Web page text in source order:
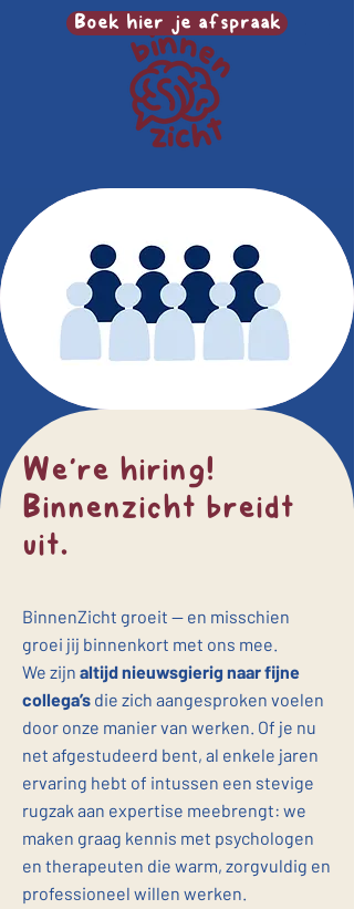
Boek hier je afspraak
We're hiring!
Binnenzicht breidt
uit.
BinnenZicht groeit — en misschien
groei jij binnenkort met ons mee.
We zijn altijd nieuwsgierig naar fijne
collega’s die zich aangesproken voelen
door onze manier van werken. Of je nu
net afgestudeerd bent, al enkele jaren
ervaring hebt of intussen een stevige
rugzak aan expertise meebrengt: we
maken graag kennis met psychologen
en therapeuten die warm, zorgvuldig en
professioneel willen werken.